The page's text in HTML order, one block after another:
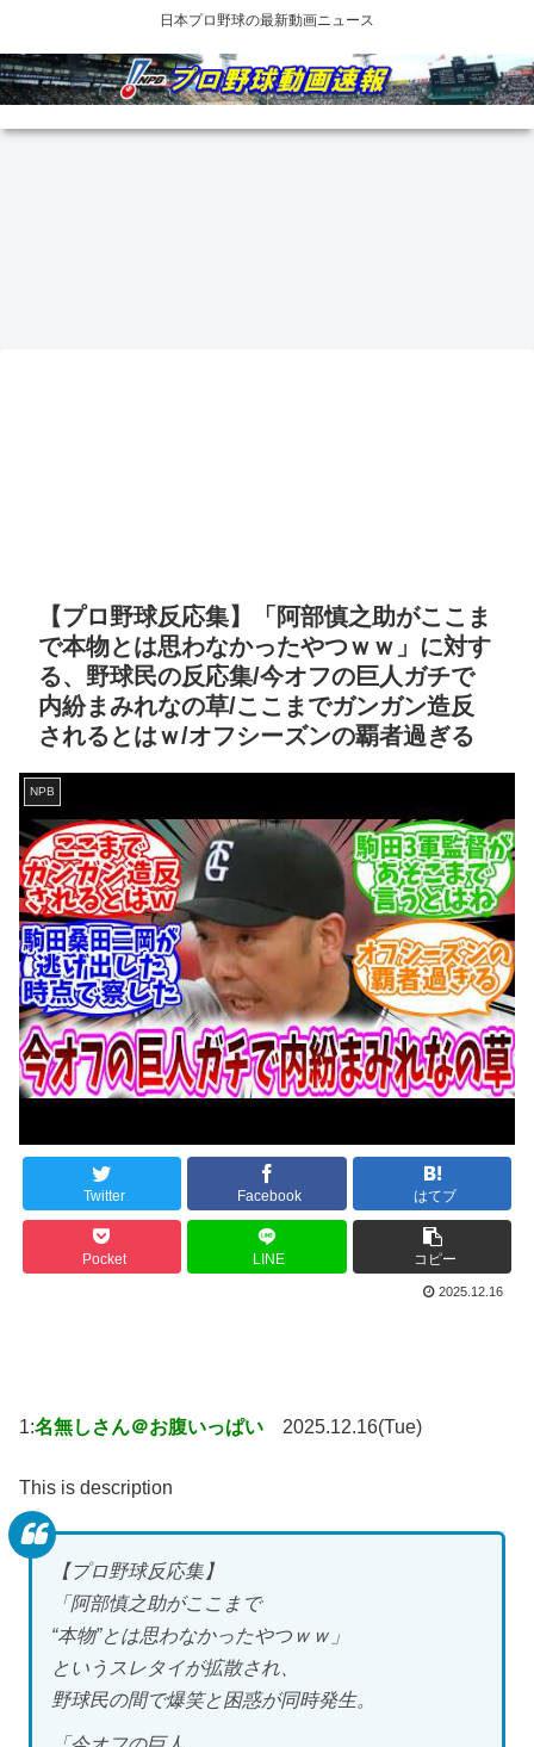
日本プロ野球の最新動画ニュース
【プロ野球反応集】「阿部慎之助がここま
で本物とは思わなかったやつｗｗ」に対す
る、野球民の反応集/今オフの巨人ガチで
内紛まみれなの草/ここまでガンガン造反
されるとはｗ/オフシーズンの覇者過ぎる
NPB
Twitter Facebook はてブ
Pocket LINE コピー
2025.12.16
1:名無しさん＠お腹いっぱい 2025.12.16(Tue)
This is description
【プロ野球反応集】
「阿部慎之助がここまで
“本物”とは思わなかったやつｗｗ」
というスレタイが拡散され、
野球民の間で爆笑と困惑が同時発生。